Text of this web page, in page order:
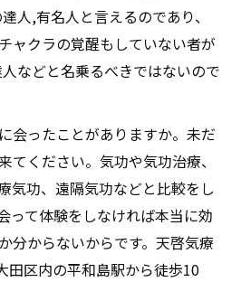
人,有名人と言えるのであり、
ャクラの覚醒もしていない者が
などと名乗るべきではないので
会ったことがありますか。未だ
てください。気功や気功治療、
気功、遠隔気功などと比較をし
って体験をしなければ本当に効
分からないからです。天啓気療
田区内の平和島駅から徒歩10